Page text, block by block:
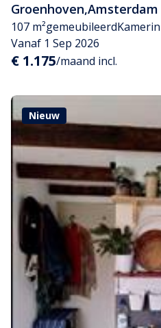
Groenhoven,Amsterdam
107 m²gemeubileerdKamer
Vanaf 1 Sep 2026
€ 1.175/maand incl.
Nieuw